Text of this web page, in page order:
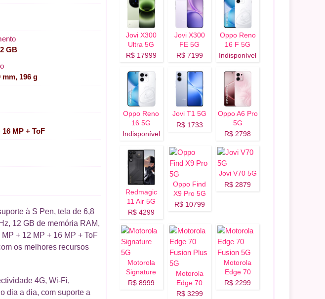
GB
mm, 196 g
16 MP + ToF
à S Pen, tela de 6,8
12 GB de memória RAM,
+ 12 MP + 16 MP + ToF
os melhores recursos
4G, Wi-Fi,
dia a dia, com suporte a
Jovi X300
Ultra 5G
R$ 17999
Jovi X300
FE 5G
R$ 7199
Oppo Reno
16 F 5G
Indisponível
Oppo Reno
16 5G
Indisponível
Jovi T1 5G
R$ 1733
Oppo A6 Pro
5G
R$ 2798
Redmagic
11 Air 5G
R$ 4299
Oppo Find
X9 Pro 5G
R$ 10799
Jovi V70 5G
R$ 2879
Motorola
Signature
5G
R$ 8999
Motorola
Edge 70
Fusion Plus
R$ 3299
Motorola
Edge 70
Fusion 5G
R$ 2299